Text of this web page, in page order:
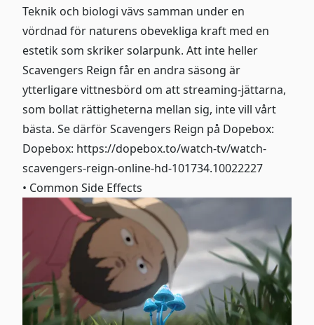
Teknik och biologi vävs samman under en
vördnad för naturens obevekliga kraft med en
estetik som skriker solarpunk. Att inte heller
Scavengers Reign får en andra säsong är
ytterligare vittnesbörd om att streaming-jättarna,
som bollat rättigheterna mellan sig, inte vill vårt
bästa. Se därför Scavengers Reign på Dopebox:
Dopebox: https://dopebox.to/watch-tv/watch-
scavengers-reign-online-hd-101734.10022227
• Common Side Effects